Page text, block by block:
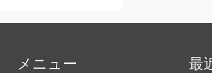
メニュー 最